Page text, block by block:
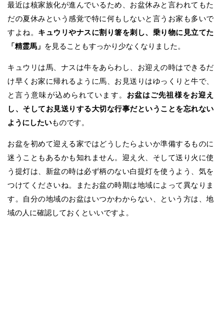
最近は核家族化が進んでいるため、お盆休みと言われてもた
だの夏休みという感覚で特に何もしないと言うお家も多いで
すよね。 キュウリやナスに割り箸を刺し、乗り物に見立てた
「精霊馬」 を見ることもすっかり少なくなりました。
キュウリは馬、ナスは牛をあらわし、お迎えの時はできるだ
け早くお家に帰れるように馬、お見送りはゆっくりと牛で、
と言う意味が込められています。 お盆はご先祖様をお迎え
し、そしてお見送りする大切な行事だということを忘れない
ようにしたいものです。
お盆を初めて迎える家ではどうしたらよいか準備するものに
迷うこともあるかも知れません。迎え火、そして送り火に使
う提灯は、新盆の時は必ず柄のない白提灯を使うよう、気を
つけてくださいね。またお盆の時期は地域によって異なりま
す。自分の地域のお盆はいつかわからない、という方は、地
域の人に確認しておくといいですよ。